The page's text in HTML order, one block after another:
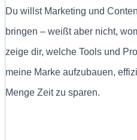
Du willst Marketing und
bringen – weißt aber nicht,
zeige dir, welche Tools und
meine Marke aufzubauen,
Menge Zeit zu sparen.